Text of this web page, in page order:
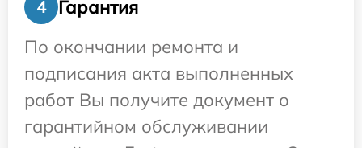
4
Гарантия
По окончании ремонта и
подписания акта выполненных
работ Вы получите документ о
гарантийном обслуживании